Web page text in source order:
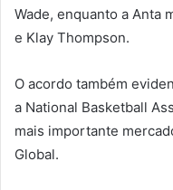
Wade, enquanto a Anta
e Klay Thompson.
O acordo também
a National Basketball
mais importante
Global.